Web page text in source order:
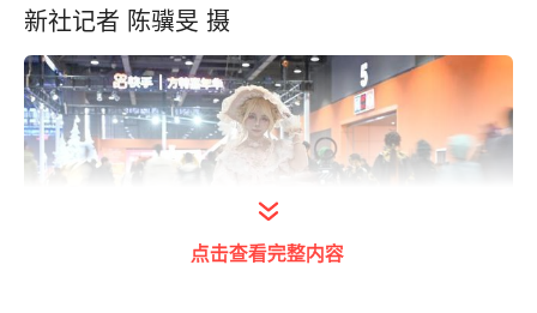
新社记者 陈骥旻 摄
点击查看完整内容